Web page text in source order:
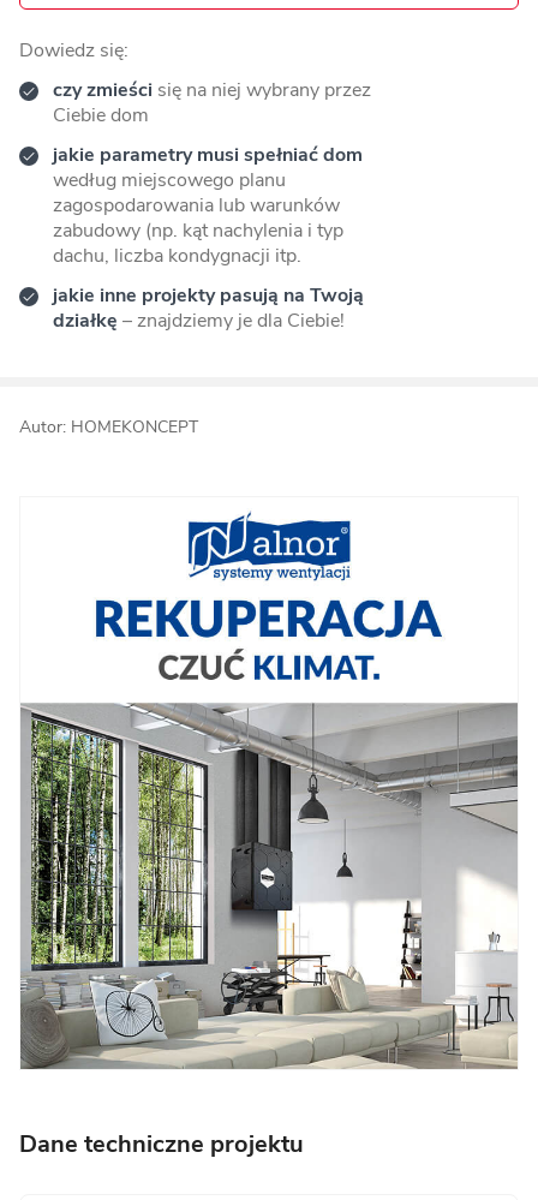
Dowiedz się:
czy zmieści się na niej wybrany przez
Ciebie dom
jakie parametry musi spełniać dom
według miejscowego planu
zagospodarowania lub warunków
zabudowy (np. kąt nachylenia i typ
dachu, liczba kondygnacji itp.
jakie inne projekty pasują na Twoją
działkę – znajdziemy je dla Ciebie!
Autor: HOMEKONCEPT
Dane techniczne projektu